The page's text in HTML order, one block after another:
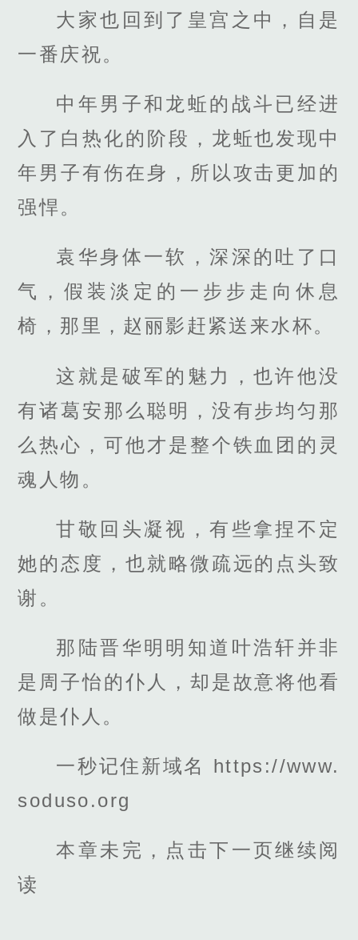
大家也回到了皇宫之中，自是
一番庆祝。
中年男子和龙蚯的战斗已经进
入了白热化的阶段，龙蚯也发现中
年男子有伤在身，所以攻击更加的
强悍。
袁华身体一软，深深的吐了口
气，假装淡定的一步步走向休息
椅，那里，赵丽影赶紧送来水杯。
这就是破军的魅力，也许他没
有诸葛安那么聪明，没有步均匀那
么热心，可他才是整个铁血团的灵
魂人物。
甘敬回头凝视，有些拿捏不定
她的态度，也就略微疏远的点头致
谢。
那陆晋华明明知道叶浩轩并非
是周子怡的仆人，却是故意将他看
做是仆人。
一秒记住新域名 https://www.
soduso.org
本章未完，点击下一页继续阅
读